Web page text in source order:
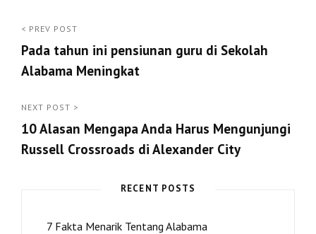
Post
navigation
< PREV POST
Pada tahun ini pensiunan guru di Sekolah
Alabama Meningkat
Prev
Post
NEXT POST >
10 Alasan Mengapa Anda Harus Mengunjungi
Russell Crossroads di Alexander City
RECENT POSTS
7 Fakta Menarik Tentang Alabama